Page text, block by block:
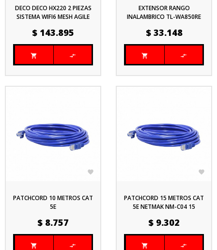
DECO DECO HX220 2 PIEZAS
SISTEMA WIFI6 MESH AGILE
Precio
$ 143.895
 
EXTENSOR RANGO
INALAMBRICO TL-WA850RE
Precio
$ 33.148
 

PATCHCORD 10 METROS CAT
5E
Precio
$ 8.757
 

PATCHCORD 15 METROS CAT
5E NETMAK NM-C04 15
Precio
$ 9.302
 